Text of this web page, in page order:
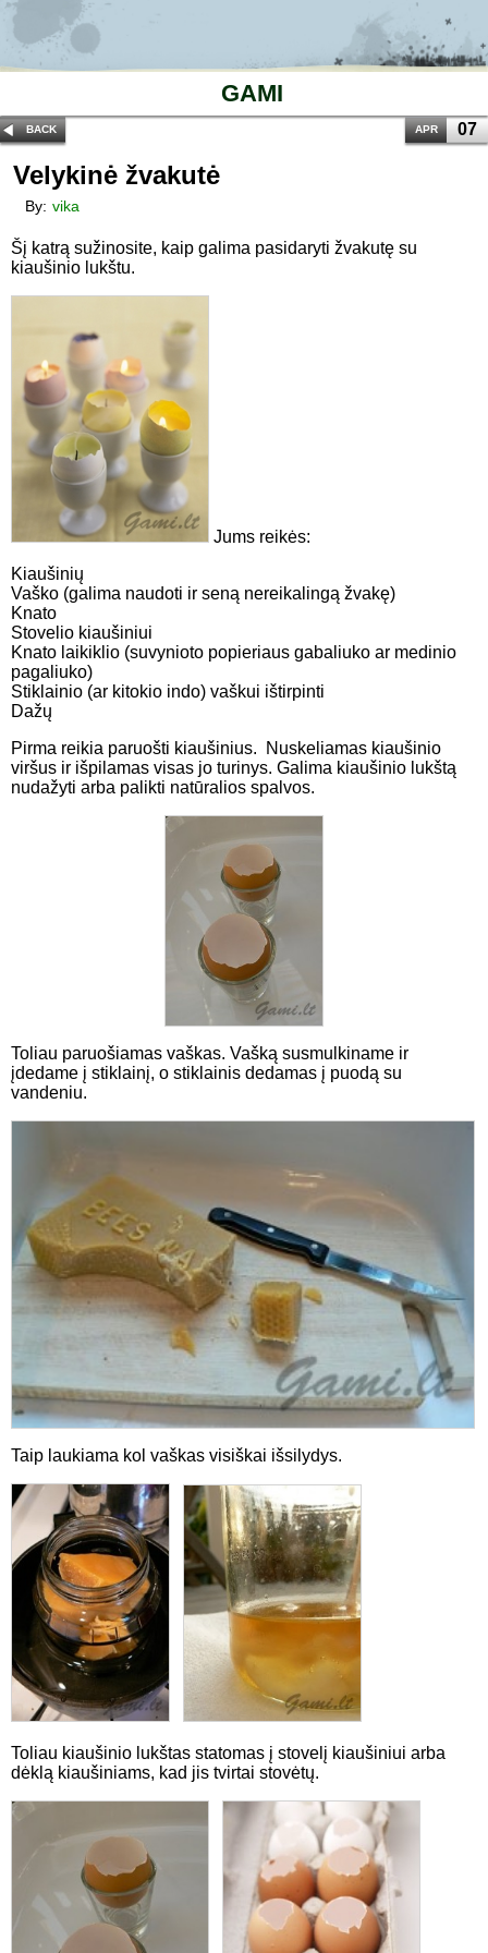
GAMI
BACK APR 07
Velykinė žvakutė
By: vika
Šį katrą sužinosite, kaip galima pasidaryti žvakutę su
kiaušinio lukštu.
Jums reikės:
Kiaušinių
Vaško (galima naudoti ir seną nereikalingą žvakę)
Knato
Stovelio kiaušiniui
Knato laikiklio (suvynioto popieriaus gabaliuko ar medinio
pagaliuko)
Stiklainio (ar kitokio indo) vaškui ištirpinti
Dažų
Pirma reikia paruošti kiaušinius. Nuskeliamas kiaušinio
viršus ir išpilamas visas jo turinys. Galima kiaušinio lukštą
nudažyti arba palikti natūralios spalvos.
Toliau paruošiamas vaškas. Vašką susmulkiname ir
įdedame į stiklainį, o stiklainis dedamas į puodą su
vandeniu.
Taip laukiama kol vaškas visiškai išsilydys.
Toliau kiaušinio lukštas statomas į stovelį kiaušiniui arba
dėklą kiaušiniams, kad jis tvirtai stovėtų.